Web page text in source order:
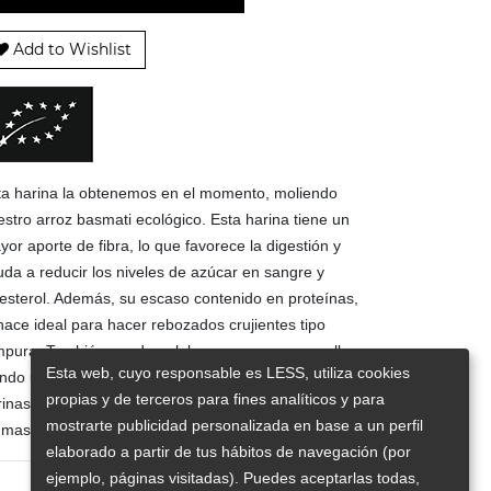
Add to Wishlist
harina la obtenemos en el momento, moliendo
arroz basmati ecológico. Esta harina tiene un
aporte de fibra, lo que favorece la digestión y
a reducir los niveles de azúcar en sangre y
Además, su escaso contenido en proteínas,
ideal para hacer rebozados crujientes tipo
También pueden elaborarse masas con ella,
una buena alternativa como sustituto de las
convencionales (incluso para elaborar panes
madre sin gluten).
Esta web, cuyo responsable es LESS, utiliza cookies
propias y de terceros para fines analíticos y para
mostrarte publicidad personalizada en base a un perfil
elaborado a partir de tus hábitos de navegación (por
ejemplo, páginas visitadas). Puedes aceptarlas todas,